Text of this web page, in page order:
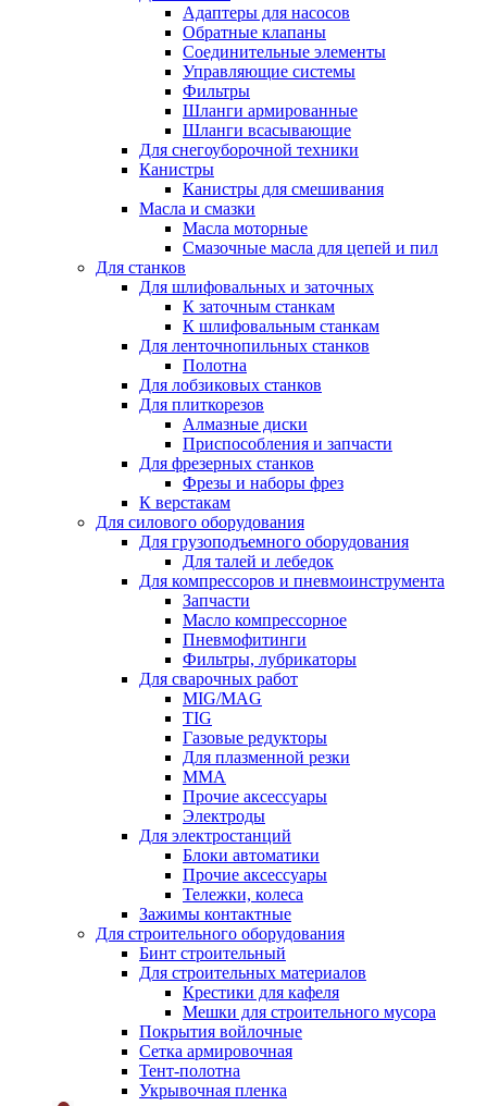
Адаптеры для насосов
Обратные клапаны
Соединительные элементы
Управляющие системы
Фильтры
Шланги армированные
Шланги всасывающие
Для снегоуборочной техники
Канистры
Канистры для смешивания
Масла и смазки
Масла моторные
Смазочные масла для цепей и пил
Для станков
Для шлифовальных и заточных
К заточным станкам
К шлифовальным станкам
Для ленточнопильных станков
Полотна
Для лобзиковых станков
Для плиткорезов
Алмазные диски
Приспособления и запчасти
Для фрезерных станков
Фрезы и наборы фрез
К верстакам
Для силового оборудования
Для грузоподъемного оборудования
Для талей и лебедок
Для компрессоров и пневмоинструмента
Запчасти
Масло компрессорное
Пневмофитинги
Фильтры, лубрикаторы
Для сварочных работ
MIG/MAG
TIG
Газовые редукторы
Для плазменной резки
ММА
Прочие аксессуары
Электроды
Для электростанций
Блоки автоматики
Прочие аксессуары
Тележки, колеса
Зажимы контактные
Для строительного оборудования
Бинт строительный
Для строительных материалов
Крестики для кафеля
Мешки для строительного мусора
Покрытия войлочные
Сетка армировочная
Тент-полотна
Укрывочная пленка